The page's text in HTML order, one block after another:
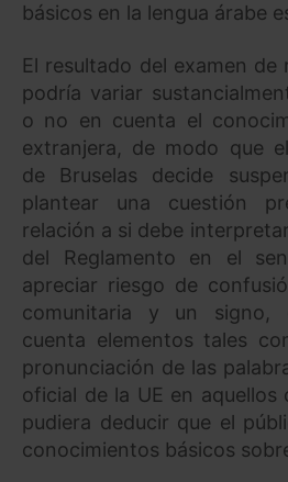
básicos en la lengua árabe
El resultado del examen de
podría variar
o no en cuenta el
extranjera, de modo que
de Bruselas decide
plantear una cuestión
relación a si debe
del Reglamento en el
apreciar riesgo de
comunitaria y un signo,
cuenta elementos tales
pronunciación de las
oficial de la UE en aquellos
pudiera deducir que el
conocimientos básicos